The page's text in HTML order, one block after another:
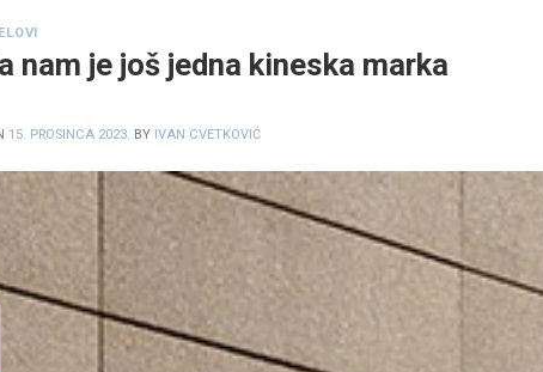
nam je još jedna kineska marka
15. PROSINCA 2023. BY IVAN CVETKOVIĆ